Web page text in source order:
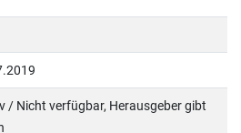
/ Nicht verfügbar, Herausgeber gibt